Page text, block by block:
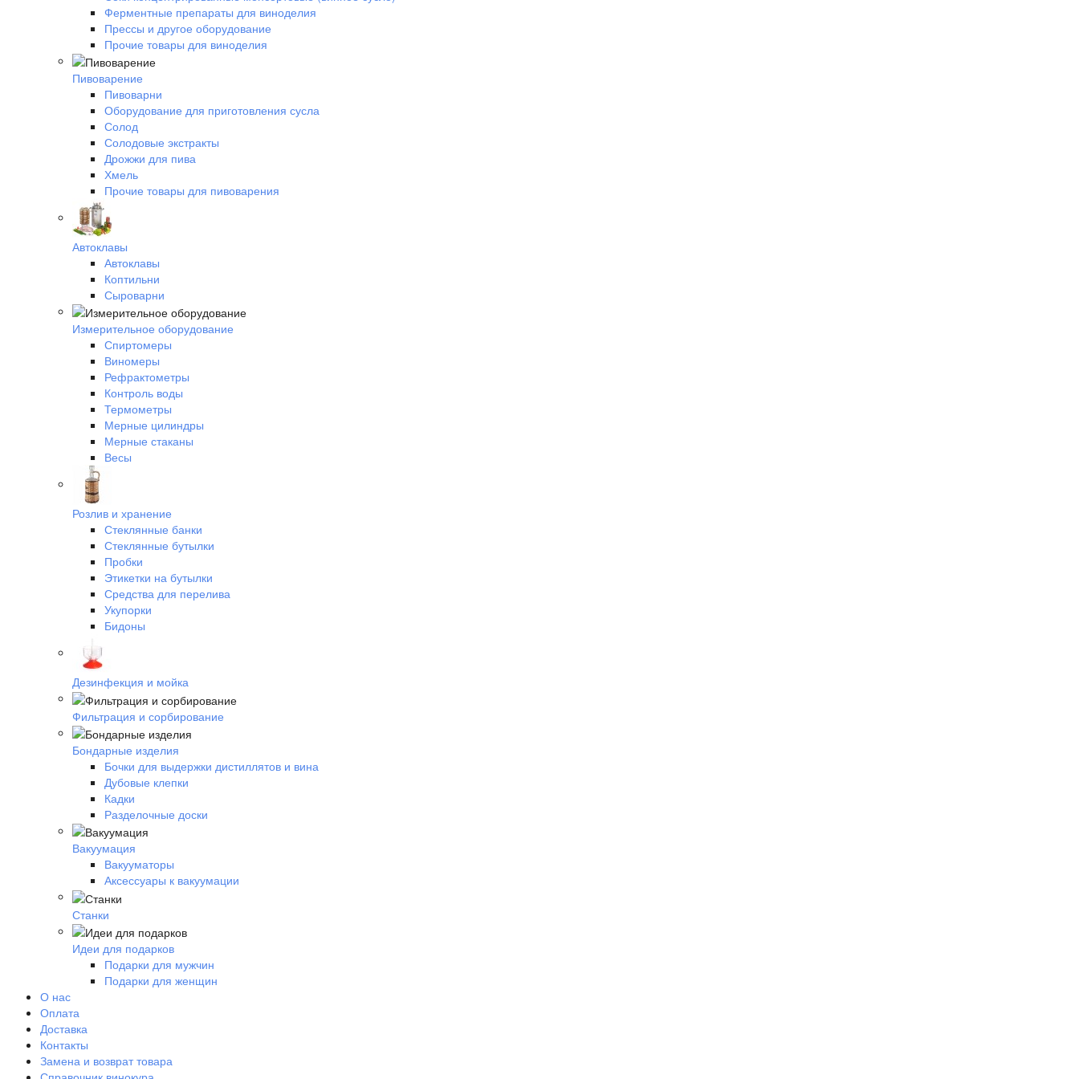
Ферментные препараты для виноделия
Прессы и другое оборудование
Прочие товары для виноделия
Пивоварение
Пивоварни
Оборудование для приготовления сусла
Солод
Солодовые экстракты
Дрожжи для пива
Хмель
Прочие товары для пивоварения
Автоклавы
Автоклавы
Коптильни
Сыроварни
Измерительное оборудование
Спиртомеры
Виномеры
Рефрактометры
Контроль воды
Термометры
Мерные цилиндры
Мерные стаканы
Весы
Розлив и хранение
Стеклянные банки
Стеклянные бутылки
Пробки
Этикетки на бутылки
Средства для перелива
Укупорки
Бидоны
Дезинфекция и мойка
Фильтрация и сорбирование
Бондарные изделия
Бочки для выдержки дистиллятов и вина
Дубовые клепки
Кадки
Разделочные доски
Вакуумация
Вакууматоры
Аксессуары к вакуумации
Станки
Идеи для подарков
Подарки для мужчин
Подарки для женщин
О нас
Оплата
Доставка
Контакты
Замена и возврат товара